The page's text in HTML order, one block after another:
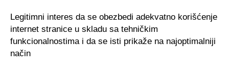
Legitimni interes da se obezbedi adekvatno korišćenje
internet stranice u skladu sa tehničkim
funkcionalnostima i da se isti prikaže na najoptimalniji
način